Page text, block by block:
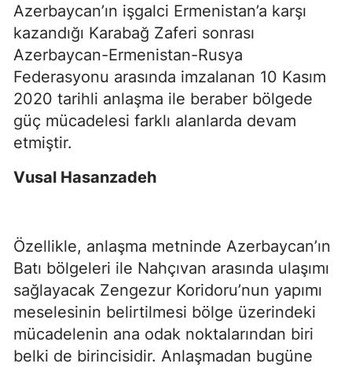
Azerbaycan’ın işgalci Ermenistan’a karşı
kazandığı Karabağ Zaferi sonrası
Azerbaycan-Ermenistan-Rusya
Federasyonu arasında imzalanan 10 Kasım
2020 tarihli anlaşma ile beraber bölgede
güç mücadelesi farklı alanlarda devam
etmiştir.
Vusal Hasanzadeh
Özellikle, anlaşma metninde Azerbaycan’ın
Batı bölgeleri ile Nahçıvan arasında ulaşımı
sağlayacak Zengezur Koridoru’nun yapımı
meselesinin belirtilmesi bölge üzerindeki
mücadelenin ana odak noktalarından biri
belki de birincisidir. Anlaşmadan bugüne